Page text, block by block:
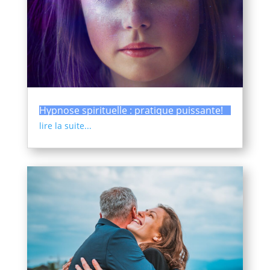
Hypnose spirituelle : pratique puissante!
lire la suite...